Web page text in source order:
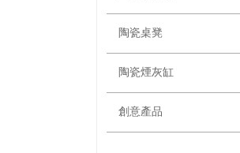
陶瓷桌凳
陶瓷煙灰缸
創意產品